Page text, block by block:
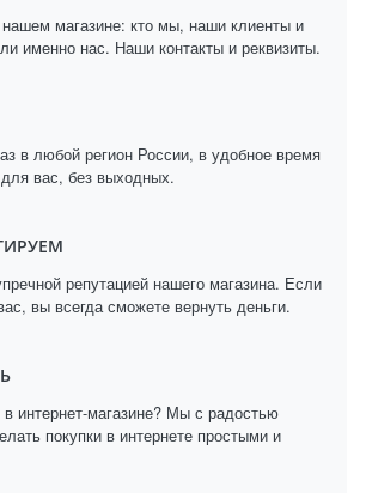
магазине: кто мы, наши клиенты и
именно нас. Наши контакты и реквизиты.
в любой регион России, в удобное время
вас, без выходных.
репутацией нашего магазина. Если
вы всегда сможете вернуть деньги.
интернет-магазине? Мы с радостью
покупки в интернете простыми и